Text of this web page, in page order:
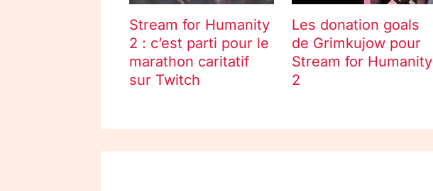
Stream for Humanity
2 : c’est parti pour le
marathon caritatif
sur Twitch
Les donation goals
de Grimkujow pour
Stream for Humanity
2